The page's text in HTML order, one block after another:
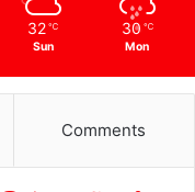
32 ℃
Sun
30 ℃
Mon
Comments